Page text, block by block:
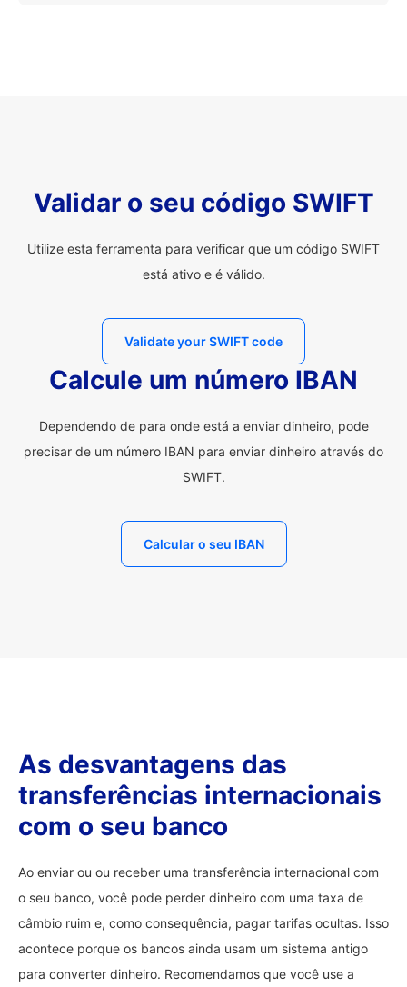
Validar o seu código SWIFT
Utilize esta ferramenta para verificar que um código SWIFT
está ativo e é válido.
Validate your SWIFT code
Calcule um número IBAN
Dependendo de para onde está a enviar dinheiro, pode
precisar de um número IBAN para enviar dinheiro através do
SWIFT.
Calcular o seu IBAN
As desvantagens das
transferências internacionais
com o seu banco
Ao enviar ou ou receber uma transferência internacional com
o seu banco, você pode perder dinheiro com uma taxa de
câmbio ruim e, como consequência, pagar tarifas ocultas. Isso
acontece porque os bancos ainda usam um sistema antigo
para converter dinheiro. Recomendamos que você use a